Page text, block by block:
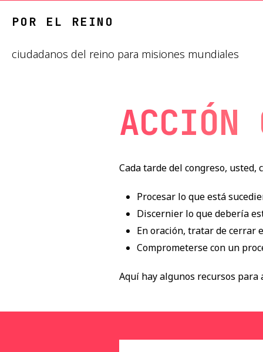
POR EL REINO
ciudadanos del reino para misiones mundiales
ACCIÓN
Cada tarde del congreso,
Procesar lo que está
Discernier lo que debería
En oración, tratar de cerrar
Comprometerse con un
Aquí hay algunos recursos